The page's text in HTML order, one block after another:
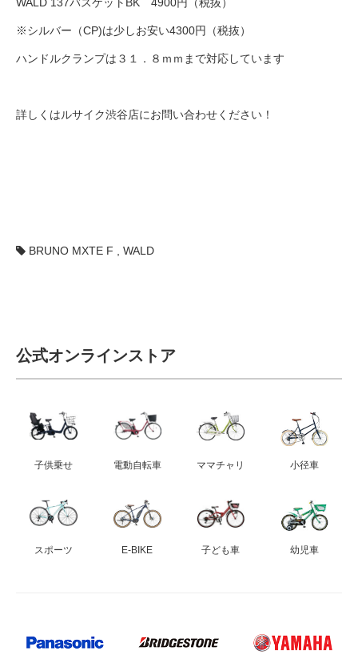
※シルバー（CP)は少しお安い4300円（税抜）
ハンドルクランプは３１．８ｍｍまで対応しています
詳しくはルサイク渋谷店にお問い合わせください！
BRUNO MXTE F WALD
公式オンラインストア
子供乗せ 電動自転車 ママチャリ 小径車
スポーツ E-BIKE 子ども車 幼児車